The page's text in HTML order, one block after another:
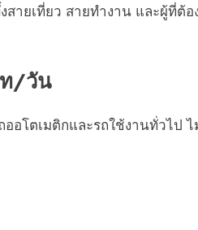
ายเที่ยว สายทำงาน และผู้ที่ต้
ท/วัน
อโตเมติกและรถใช้งานทั่วไป